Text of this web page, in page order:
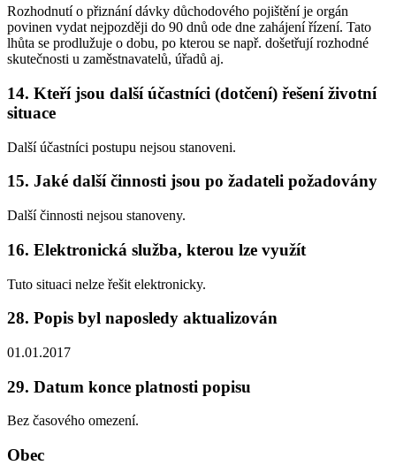
Rozhodnutí o přiznání dávky důchodového pojištění je orgán
povinen vydat nejpozději do 90 dnů ode dne zahájení řízení. Tato
lhůta se prodlužuje o dobu, po kterou se např. došetřují rozhodné
skutečnosti u zaměstnavatelů, úřadů aj.
14. Kteří jsou další účastníci (dotčení) řešení životní
situace
Další účastníci postupu nejsou stanoveni.
15. Jaké další činnosti jsou po žadateli požadovány
Další činnosti nejsou stanoveny.
16. Elektronická služba, kterou lze využít
Tuto situaci nelze řešit elektronicky.
28. Popis byl naposledy aktualizován
01.01.2017
29. Datum konce platnosti popisu
Bez časového omezení.
Obec